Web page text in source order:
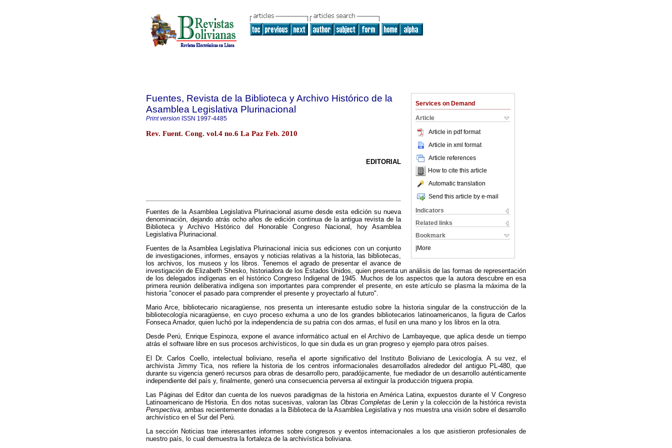
Services on Demand
Article
Article in pdf format
Article in xml format
Article references
How to cite this article
Automatic translation
Send this article by e-mail
Indicators
Related links
Bookmark
More
Fuentes, Revista de la Biblioteca y Archivo Histórico de la
Asamblea Legislativa Plurinacional
Print version ISSN 1997-4485
Rev. Fuent. Cong. vol.4 no.6 La Paz Feb. 2010
EDITORIAL
Fuentes de la Asamblea Legislativa Plurinacional asume desde esta edición su nueva
denominación, dejando atrás ocho años de edición continua de la antigua revista de la
Biblioteca y Archivo Histórico del Honorable Congreso Nacional, hoy Asamblea
Legislativa Plurinacional.
Fuentes de la Asamblea Legislativa Plurinacional inicia sus ediciones con un conjunto
de investigaciones, informes, ensayos y noticias relativas a la historia, las bibliotecas,
los archivos, los museos y los libros. Tenemos el agrado de presentar el avance de
investigación de Elizabeth Shesko, historiadora de los Estados Unidos, quien presenta un análisis de las formas de representación
de los delegados indígenas en el histórico Congreso Indigenal de 1945. Muchos de los aspectos que la autora descubre en esa
primera reunión deliberativa indígena son importantes para comprender el presente, en este artículo se plasma la máxima de la
historia "conocer el pasado para comprender el presente y proyectarlo al futuro".
Mario Arce, bibliotecario nicaragüense, nos presenta un interesante estudio sobre la historia singular de la construcción de la
bibliotecología nicaragüense, en cuyo proceso exhuma a uno de los grandes bibliotecarios latinoamericanos, la figura de Carlos
Fonseca Amador, quien luchó por la independencia de su patria con dos armas, el fusil en una mano y los libros en la otra.
Desde Perú, Enrique Espinoza, expone el avance informático actual en el Archivo de Lambayeque, que aplica desde un tiempo
atrás el software libre en sus procesos archivísticos, lo que sin duda es un gran progreso y ejemplo para otros países.
El Dr. Carlos Coello, intelectual boliviano, reseña el aporte significativo del Instituto Boliviano de Lexicología. A su vez, el
archivista Jimmy Tica, nos refiere la historia de los centros informacionales desarrollados alrededor del antiguo PL-480, que
durante su vigencia generó recursos para obras de desarrollo pero, paradójicamente, fue mediador de un desarrollo auténticamente
independiente del país y, finalmente, generó una consecuencia perversa al extinguir la producción triguera propia.
Las Páginas del Editor dan cuenta de los nuevos paradigmas de la historia en América Latina, expuestos durante el V Congreso
Latinoamericano de Historia. En dos notas sucesivas, valoran las Obras Completas de Lenin y la colección de la histórica revista
Perspectiva, ambas recientemente donadas a la Biblioteca de la Asamblea Legislativa y nos muestra una visión sobre el desarrollo
archivístico en el Sur del Perú.
La sección Noticias trae interesantes informes sobre congresos y eventos internacionales a los que asistieron profesionales de
nuestro país, lo cual demuestra la fortaleza de la archivística boliviana.